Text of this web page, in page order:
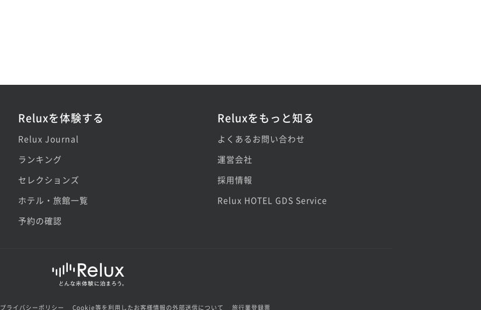
Reluxを体験する
Relux Journal
ランキング
セレクションズ
ホテル・旅館一覧
予約の確認
Reluxをもっと知る
よくあるお問い合わせ
運営会社
採用情報
Relux HOTEL GDS Service
プライバシーポリシー Cookie等を利用したお客様情報の外部送信について 旅行業登録票